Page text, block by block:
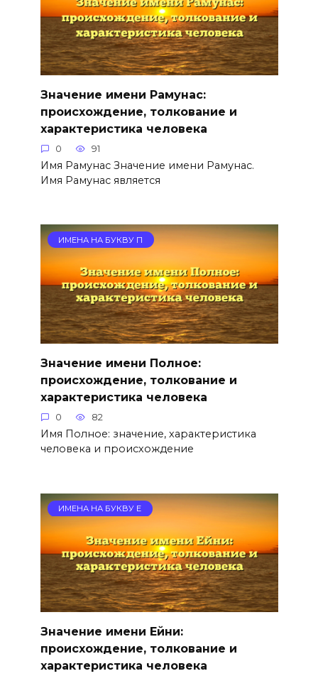
Значение имени Рамунас:
происхождение, толкование и
характеристика человека
0 91
Имя Рамунас Значение имени Рамунас.
Имя Рамунас является
ИМЕНА НА БУКВУ П
Значение имени Полное:
происхождение, толкование и
характеристика человека
0 82
Имя Полное: значение, характеристика
человека и происхождение
ИМЕНА НА БУКВУ Е
Значение имени Ейни:
происхождение, толкование и
характеристика человека